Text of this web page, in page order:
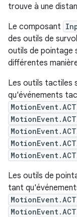
trouve à une
Le composant
des outils de
outils de pointage
différentes
Les outils tactiles
qu'événements
Les outils de
tant